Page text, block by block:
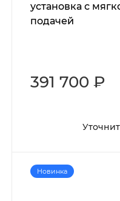
установка с
подачей
391 700 ₽
Новинка